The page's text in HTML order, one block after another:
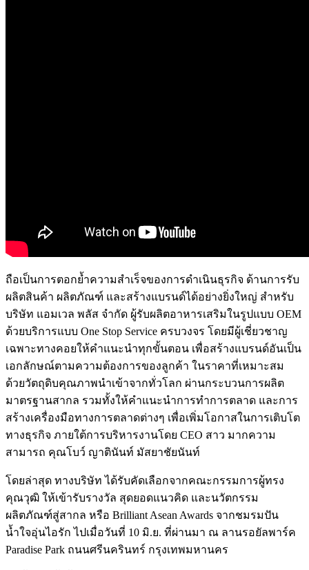
ถือเป็นการตอกย้ำความสำเร็จของการดำเนินธุรกิจ ด้านการรับ
ผลิตสินค้า ผลิตภัณฑ์ และสร้างแบรนด์ได้อย่างยิ่งใหญ่ สำหรับ
บริษัท แอมเวล พลัส จำกัด ผู้รับผลิตอาหารเสริมในรูปแบบ OEM
ด้วยบริการแบบ One Stop Service ครบวงจร โดยมีผู้เชี่ยวชาญ
เฉพาะทางคอยให้คำแนะนำทุกขั้นตอน เพื่อสร้างแบรนด์อันเป็น
เอกลักษณ์ตามความต้องการของลูกค้า ในราคาที่เหมาะสม
ด้วยวัตถุดิบคุณภาพนำเข้าจากทั่วโลก ผ่านกระบวนการผลิต
มาตรฐานสากล รวมทั้งให้คำแนะนำการทำการตลาด และการ
สร้างเครื่องมือทางการตลาดต่างๆ เพื่อเพิ่มโอกาสในการเติบโต
ทางธุรกิจ ภายใต้การบริหารงานโดย CEO สาว มากความ
สามารถ คุณโบว์ ญาตินันท์ มัสยาชัยนันท์
โดยล่าสุด ทางบริษัท ได้รับคัดเลือกจากคณะกรรมการผู้ทรง
คุณวุฒิ ให้เข้ารับรางวัล สุดยอดแนวคิด และนวัตกรรม
ผลิตภัณฑ์สู่สากล หรือ Brilliant Asean Awards จากชมรมปัน
น้ำใจอุ่นไอรัก ไปเมื่อวันที่ 10 มิ.ย. ที่ผ่านมา ณ ลานรอยัลพาร์ค
Paradise Park ถนนศรีนครินทร์ กรุงเทพมหานคร